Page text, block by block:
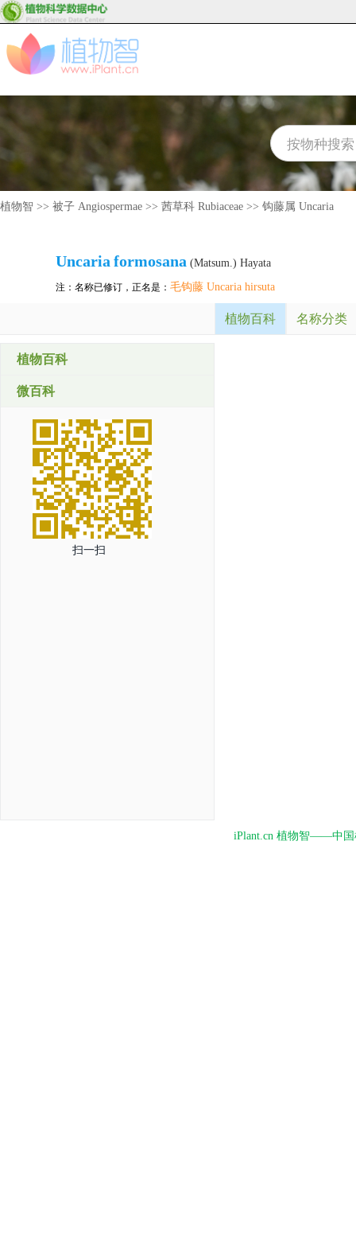
植物智 >> 被子 Angiospermae >> 茜草科 Rubiaceae >> 钩藤属 Uncaria
Uncaria formosana (Matsum.) Hayata
注：名称已修订，正名是： 毛钩藤 Uncaria hirsuta
植物百科 名称分类
植物百科
微百科
扫一扫
iPlant.cn 植物智——中国